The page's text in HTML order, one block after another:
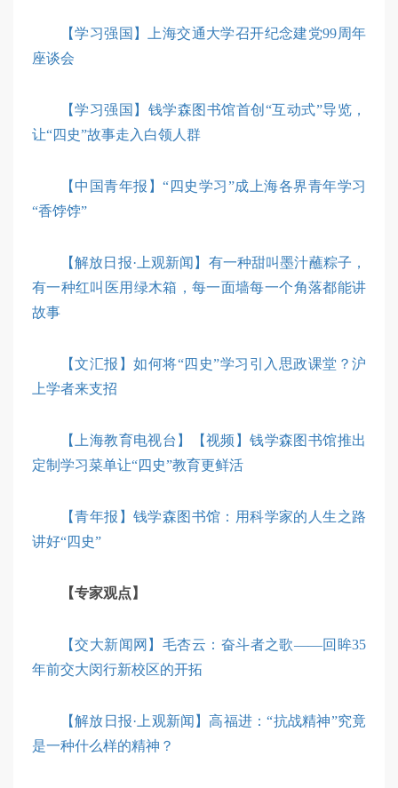
【学习强国】上海交通大学召开纪念建党99周年
座谈会
【学习强国】钱学森图书馆首创“互动式”导览，
让“四史”故事走入白领人群
【中国青年报】“四史学习”成上海各界青年学习
“香饽饽”
【解放日报·上观新闻】有一种甜叫墨汁蘸粽子，
有一种红叫医用绿木箱，每一面墙每一个角落都能讲
故事
【文汇报】如何将“四史”学习引入思政课堂？沪
上学者来支招
【上海教育电视台】【视频】钱学森图书馆推出
定制学习菜单让“四史”教育更鲜活
【青年报】钱学森图书馆：用科学家的人生之路
讲好“四史”
【专家观点】
【交大新闻网】毛杏云：奋斗者之歌——回眸35
年前交大闵行新校区的开拓
【解放日报·上观新闻】高福进：“抗战精神”究竟
是一种什么样的精神？